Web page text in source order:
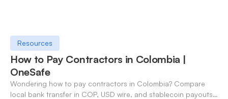
Resources
How to Pay Contractors in Colombia |
OneSafe
Wondering how to pay contractors in Colombia? Compare
local bank transfer in COP, USD wire, and stablecoin payouts.